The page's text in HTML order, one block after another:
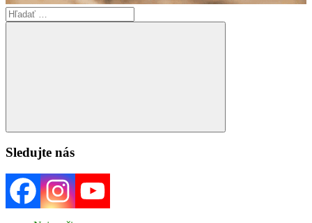
Search
for:
Search
Sledujte nás